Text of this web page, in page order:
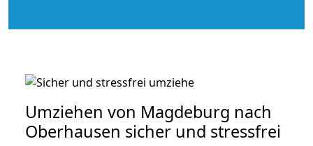
Umziehen von Magdeburg nach
Oberhausen sicher und stressfrei